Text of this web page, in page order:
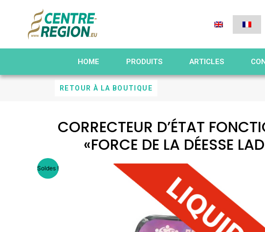
HOME PRODUITS ARTICLES
RETOUR À LA BOUTIQUE
CORRECTEUR D’ÉTAT
«FORCE DE LA DÉESSE
Soldes !